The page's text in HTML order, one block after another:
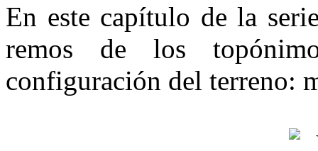
En este capítulo de la
remos de los
configuración del terreno: